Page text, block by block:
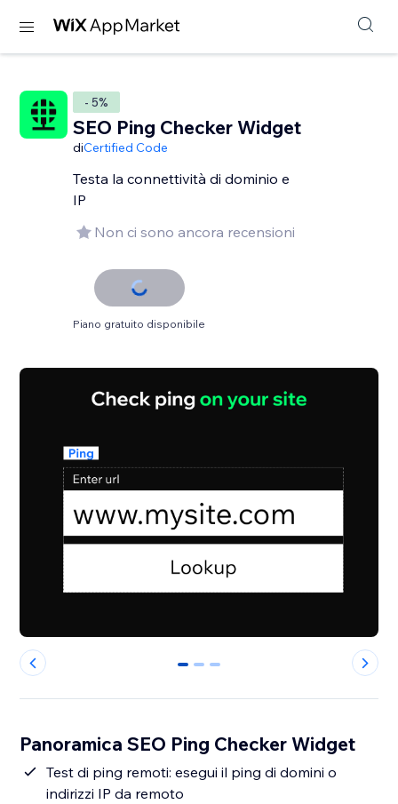
- 5%
SEO Ping Checker Widget
diCertified Code
Testa la connettività di dominio e
IP
Non ci sono ancora recensioni
Piano gratuito disponibile
0 1 2
Panoramica SEO Ping Checker Widget
Test di ping remoti: esegui il ping di domini o
indirizzi IP da remoto